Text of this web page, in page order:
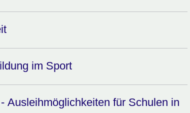
im Sport
Ausleihmöglichkeiten für Schulen in